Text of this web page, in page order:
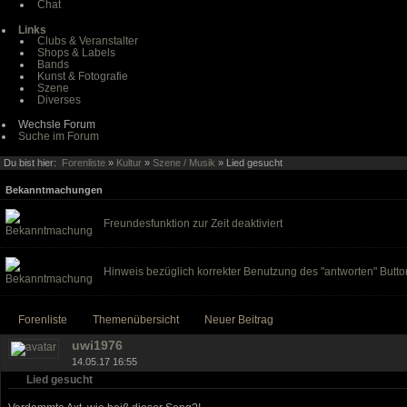
Chat
Links
Clubs & Veranstalter
Shops & Labels
Bands
Kunst & Fotografie
Szene
Diverses
Wechsle Forum
Suche im Forum
Du bist hier: Forenliste » Kultur » Szene / Musik » Lied gesucht
Bekanntmachungen
Freundesfunktion zur Zeit deaktiviert
Hinweis bezüglich korrekter Benutzung des "antworten"
Forenliste Themenübersicht Neuer Beitrag
uwi1976
14.05.17 16:55
Lied gesucht